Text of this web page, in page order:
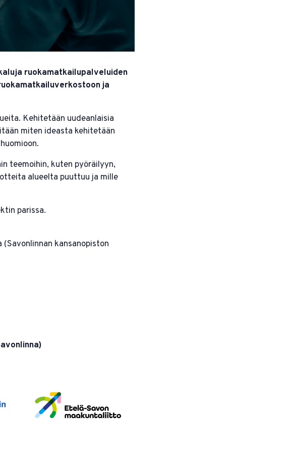
ruokamatkailupalveluiden
ja
Kehitetään uudeanlaisia
miten ideasta kehitetään
teemoihin, kuten pyöräilyyn,
alueelta puuttuu ja mille
parissa.
kansanopiston